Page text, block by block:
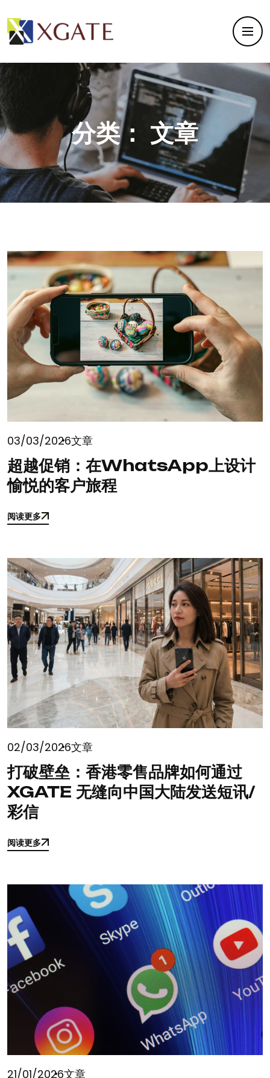
分类： 文章
03/03/2026文章
超越促销：在WhatsApp上设计
愉悦的客户旅程
阅读更多
阅读更多
02/03/2026文章
打破壁垒：香港零售品牌如何通过
XGATE 无缝向中国大陆发送短讯/
彩信
阅读更多
阅读更多
21/01/2026文章